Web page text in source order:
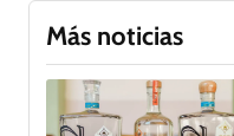
Más noticias